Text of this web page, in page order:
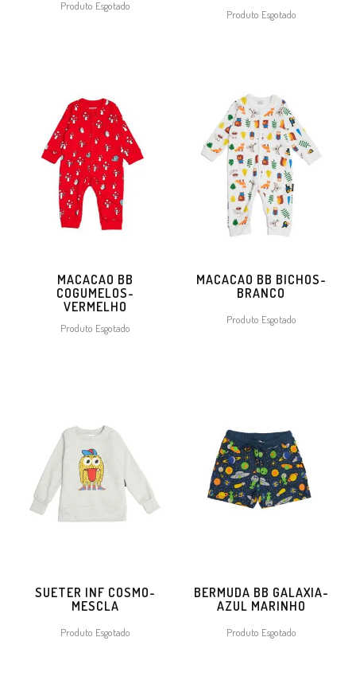
Produto Esgotado
Produto Esgotado
MACACAO BB
COGUMELOS-
VERMELHO
Produto Esgotado
MACACAO BB BICHOS-
BRANCO
Produto Esgotado
SUETER INF COSMO-
MESCLA
Produto Esgotado
BERMUDA BB GALAXIA-
AZUL MARINHO
Produto Esgotado